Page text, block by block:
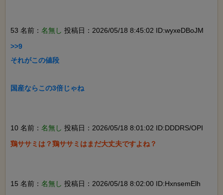
53 名前： 名無し 投稿日：2026/05/18 8:45:02 ID:wyxeDBoJM
>>9
それがこの値段
国産ならこの3倍じゃね
10 名前： 名無し 投稿日：2026/05/18 8:01:02 ID:DDDRS/OPI
鶏ササミは？鶏ササミはまだ大丈夫ですよね？
15 名前： 名無し 投稿日：2026/05/18 8:02:00 ID:HxnsemElh